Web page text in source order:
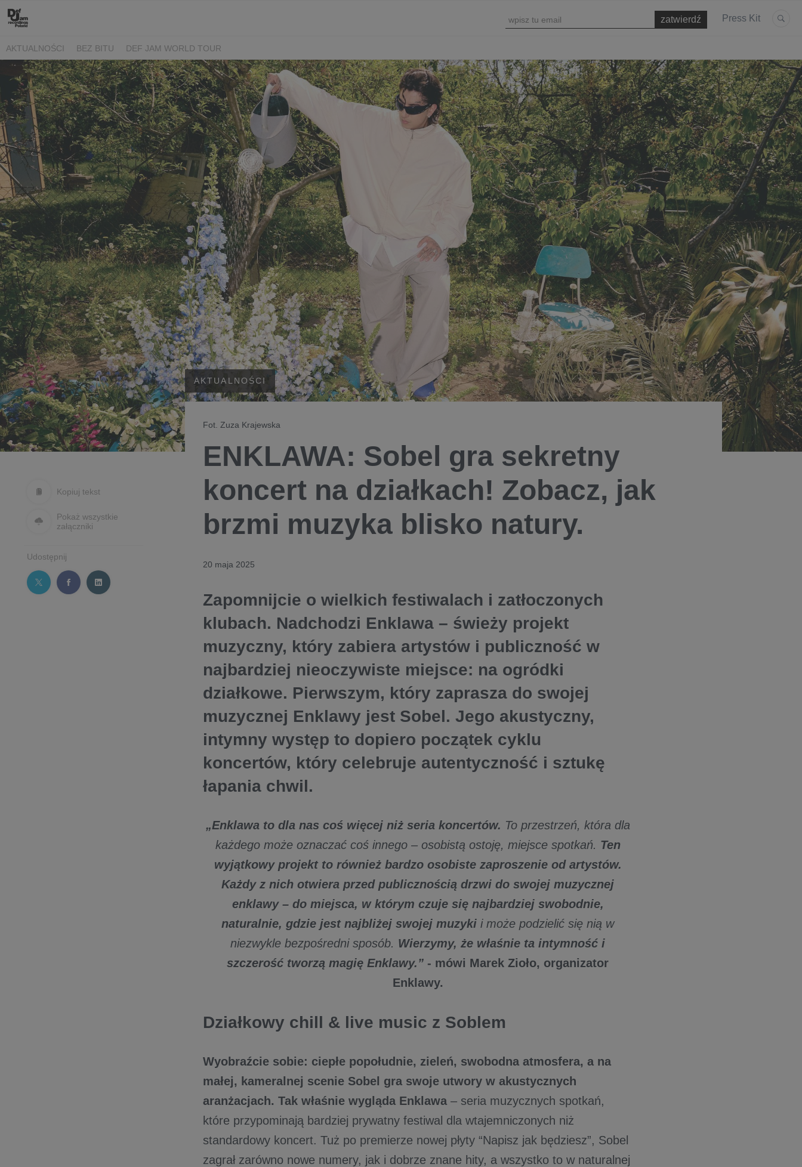
Press Kit
AKTUALNOŚCI BEZ BITU DEF JAM WORLD TOUR
Kopiuj tekst
Pokaż wszystkie
załączniki
Udostępnij
AKTUALNOŚCI
Fot. Zuza Krajewska
ENKLAWA: Sobel gra sekretny
koncert na działkach! Zobacz, jak
brzmi muzyka blisko natury.
20 maja 2025
Zapomnijcie o wielkich festiwalach i zatłoczonych
klubach. Nadchodzi Enklawa – świeży projekt
muzyczny, który zabiera artystów i publiczność w
najbardziej nieoczywiste miejsce: na ogródki
działkowe. Pierwszym, który zaprasza do swojej
muzycznej Enklawy jest Sobel. Jego akustyczny,
intymny występ to dopiero początek cyklu
koncertów, który celebruje autentyczność i sztukę
łapania chwil. ​
„Enklawa to dla nas coś więcej niż seria koncertów. To przestrzeń, która dla
każdego może oznaczać coś innego – osobistą ostoję, miejsce spotkań. Ten
wyjątkowy projekt to również bardzo osobiste zaproszenie od artystów.
Każdy z nich otwiera przed publicznością drzwi do swojej muzycznej
enklawy – do miejsca, w którym czuje się najbardziej swobodnie,
naturalnie, gdzie jest najbliżej swojej muzyki i może podzielić się nią w
niezwykle bezpośredni sposób. Wierzymy, że właśnie ta intymność i
szczerość tworzą magię Enklawy.” - mówi Marek Zioło, organizator
Enklawy.
Działkowy chill & live music z Soblem
Wyobraźcie sobie: ciepłe popołudnie, zieleń, swobodna atmosfera, a na
małej, kameralnej scenie Sobel gra swoje utwory w akustycznych
aranżacjach. Tak właśnie wygląda Enklawa – seria muzycznych spotkań,
które przypominają bardziej prywatny festiwal dla wtajemniczonych niż
standardowy koncert. Tuż po premierze nowej płyty “Napisz jak będziesz”, Sobel
zagrał zarówno nowe numery, jak i dobrze znane hity, a wszystko to w naturalnej